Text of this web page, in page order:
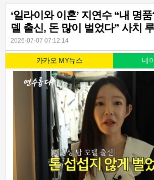
‘일라이와 이혼’ 지연수 “내 명
델 출신, 돈 많이 벌었다” 사치
2026-07-07 07:12:14
카카오 MY뉴스 네